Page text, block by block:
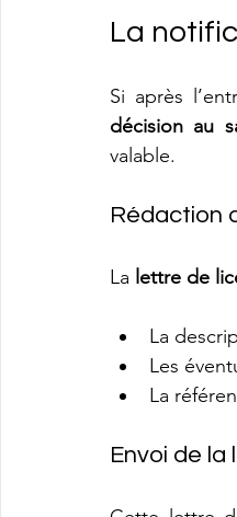
La
Si après
décision au
valable.
Rédaction
La lettre de
La
Les
La
Envoi de la